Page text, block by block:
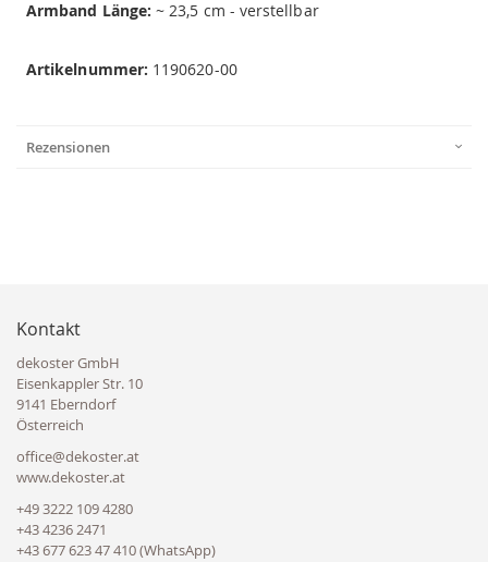
Armband Länge: ~ 23,5 cm - verstellbar
Artikelnummer: 1190620-00
Rezensionen
Kontakt
dekoster GmbH
Eisenkappler Str. 10
9141 Eberndorf
Österreich
office@dekoster.at
www.dekoster.at
+49 3222 109 4280
+43 4236 2471
+43 677 623 47 410 (WhatsApp)